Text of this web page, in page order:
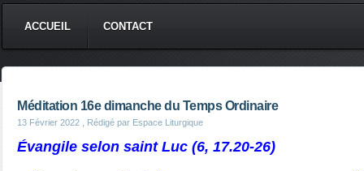
ACCUEIL CONTACT
Méditation 16e dimanche du Temps Ordinaire
13 Février 2022 , Rédigé par Espace Liturgique
Évangile selon saint Luc (6, 17.20-26)